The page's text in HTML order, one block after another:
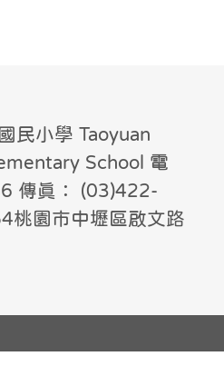
民小學 Taoyuan
School 電
傳真： (03)422-
桃園市中壢區啟文路